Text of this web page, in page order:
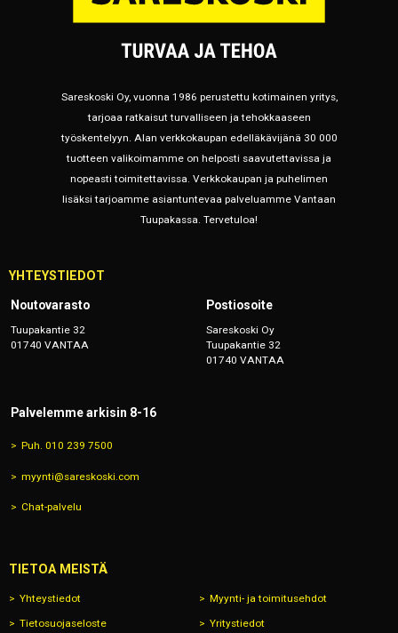
Sareskoski Oy, vuonna 1986 perustettu kotimainen yritys,
tarjoaa ratkaisut turvalliseen ja tehokkaaseen
työskentelyyn. Alan verkkokaupan edelläkävijänä 30 000
tuotteen valikoimamme on helposti saavutettavissa ja
nopeasti toimitettavissa. Verkkokaupan ja puhelimen
lisäksi tarjoamme asiantuntevaa palveluamme Vantaan
Tuupakassa. Tervetuloa!
YHTEYSTIEDOT
Noutovarasto
Tuupakantie 32
01740 VANTAA
Postiosoite
Sareskoski Oy
Tuupakantie 32
01740 VANTAA
Palvelemme arkisin 8-16
Puh. 010 239 7500
myynti@sareskoski.com
Chat-palvelu
TIETOA MEISTÄ
Yhteystiedot Myynti- ja toimitusehdot
Tietosuojaseloste Yritystiedot